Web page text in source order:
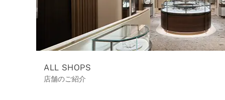
ALL SHOPS
店舗のご紹介